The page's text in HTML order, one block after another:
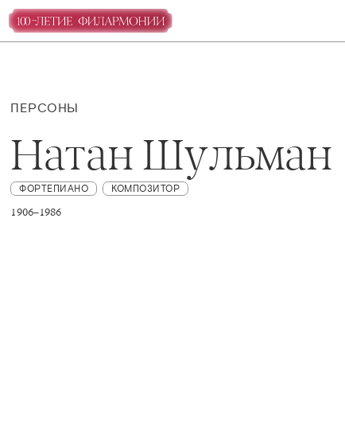
ПЕРСОНЫ
Натан Шульман
ФОРТЕПИАНО КОМПОЗИТОР
1906–1986